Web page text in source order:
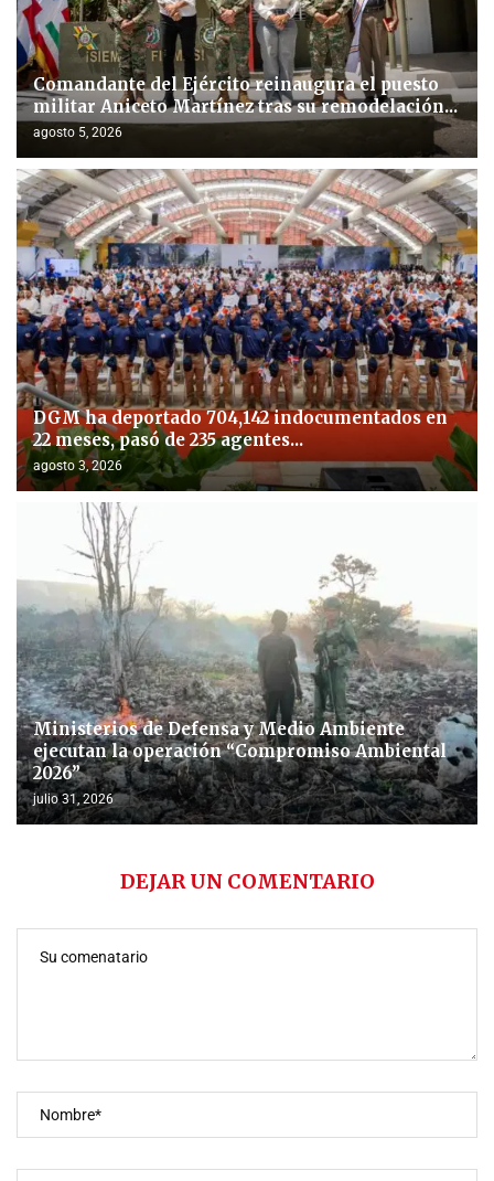
Comandante del Ejército reinaugura el puesto
militar Aniceto Martínez tras su remodelación...
agosto 5, 2026
DGM ha deportado 704,142 indocumentados en
22 meses, pasó de 235 agentes...
agosto 3, 2026
Ministerios de Defensa y Medio Ambiente
ejecutan la operación “Compromiso Ambiental
2026”
julio 31, 2026
DEJAR UN COMENTARIO